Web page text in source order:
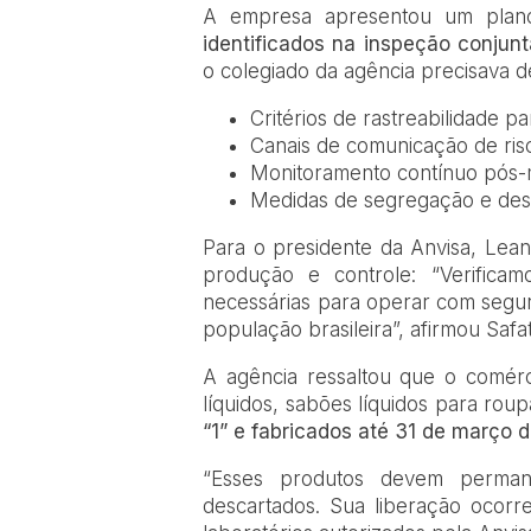
A empresa apresentou um
identificados na inspeção
o colegiado da agência precisava
Critérios de rastreabilidade
Canais de comunicação de
Monitoramento contínuo
Medidas de segregação e
Para o presidente da Anvisa,
produção e controle:
necessárias para operar com
população brasileira”, afirmou
A agência ressaltou que o
líquidos, sabões líquidos para
“1” e fabricados até 31 de março
“Esses produtos devem
descartados. Sua liberação